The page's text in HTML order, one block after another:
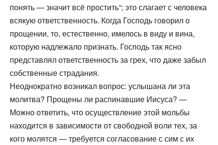
понять — значит всё простить“; это слагает с человека
всякую ответственность. Когда Господь говорил о
прощении, то, естественно, имелось в виду и вина,
которую надлежало признать. Господь так ясно
представлял ответственность за грех, что даже забыл
собственные страдания.
Неоднократно возникал вопрос: услышана ли эта
молитва? Прощены ли распинавшие Иисуса? —
Можно ответить, что осуществление этой мольбы
находится в зависимости от свободной воли тех, за
кого молятся — требуется согласование с сим с их